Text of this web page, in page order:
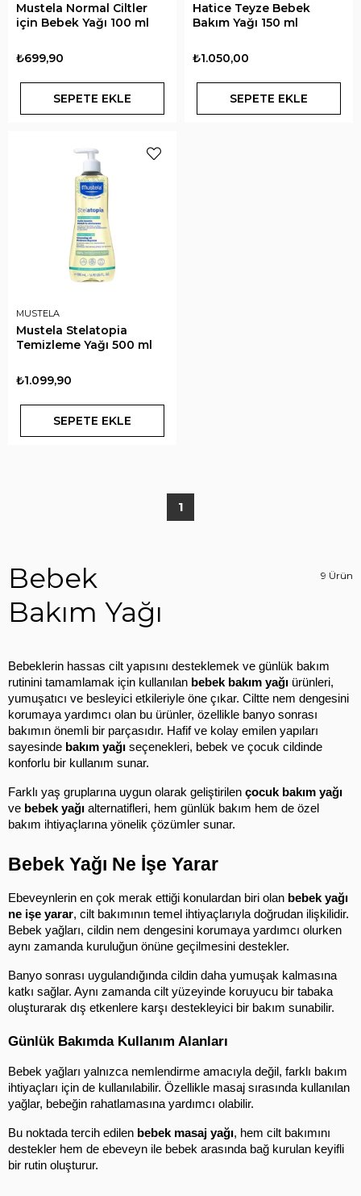
Mustela Normal Ciltler
için Bebek Yağı 100 ml
₺699,90
SEPETE EKLE
Hatice Teyze Bebek
Bakım Yağı 150 ml
₺1.050,00
SEPETE EKLE
MUSTELA
Mustela Stelatopia
Temizleme Yağı 500 ml
₺1.099,90
SEPETE EKLE
1
Bebek
Bakım Yağı
9 Ürün
Bebeklerin hassas cilt yapısını desteklemek ve günlük bakım
rutinini tamamlamak için kullanılan bebek bakım yağı ürünleri,
yumuşatıcı ve besleyici etkileriyle öne çıkar. Ciltte nem dengesini
korumaya yardımcı olan bu ürünler, özellikle banyo sonrası
bakımın önemli bir parçasıdır. Hafif ve kolay emilen yapıları
sayesinde bakım yağı seçenekleri, bebek ve çocuk cildinde
konforlu bir kullanım sunar.
Farklı yaş gruplarına uygun olarak geliştirilen çocuk bakım yağı
ve bebek yağı alternatifleri, hem günlük bakım hem de özel
bakım ihtiyaçlarına yönelik çözümler sunar.
Bebek Yağı Ne İşe Yarar
Ebeveynlerin en çok merak ettiği konulardan biri olan bebek yağı
ne işe yarar, cilt bakımının temel ihtiyaçlarıyla doğrudan ilişkilidir.
Bebek yağları, cildin nem dengesini korumaya yardımcı olurken
aynı zamanda kuruluğun önüne geçilmesini destekler.
Banyo sonrası uygulandığında cildin daha yumuşak kalmasına
katkı sağlar. Aynı zamanda cilt yüzeyinde koruyucu bir tabaka
oluşturarak dış etkenlere karşı destekleyici bir bakım sunabilir.
Günlük Bakımda Kullanım Alanları
Bebek yağları yalnızca nemlendirme amacıyla değil, farklı bakım
ihtiyaçları için de kullanılabilir. Özellikle masaj sırasında kullanılan
yağlar, bebeğin rahatlamasına yardımcı olabilir.
Bu noktada tercih edilen bebek masaj yağı, hem cilt bakımını
destekler hem de ebeveyn ile bebek arasında bağ kurulan keyifli
bir rutin oluşturur.